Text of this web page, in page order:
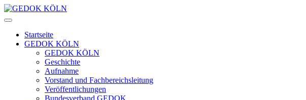
Startseite
GEDOK KÖLN
GEDOK KÖLN
Geschichte
Aufnahme
Vorstand und Fachbereichsleitung
Veröffentlichungen
Bundesverband GEDOK